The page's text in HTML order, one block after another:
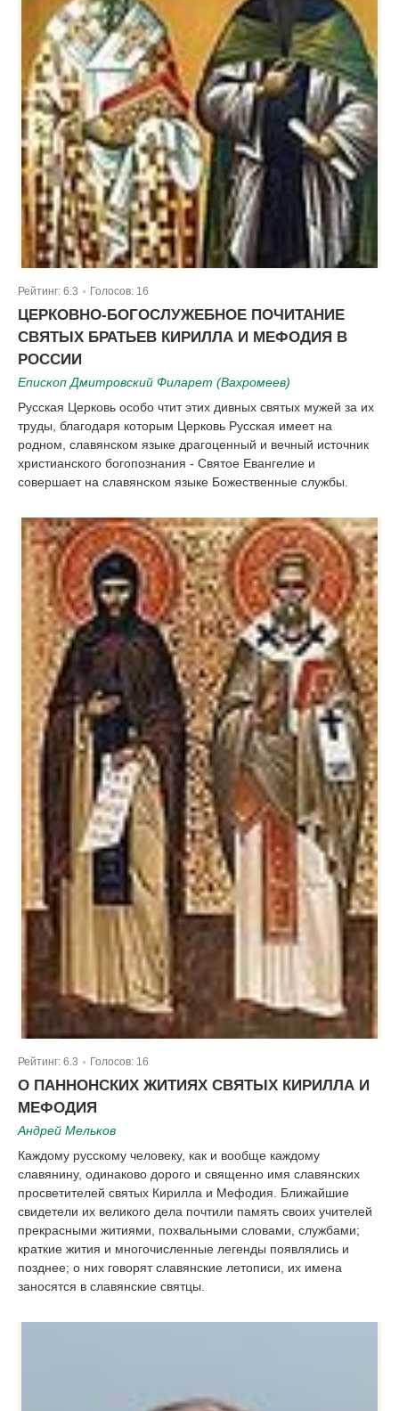
Рейтинг: 6.3 Голосов: 16
ЦЕРКОВНО-БОГОСЛУЖЕБНОЕ ПОЧИТАНИЕ
СВЯТЫХ БРАТЬЕВ КИРИЛЛА И МЕФОДИЯ В
РОССИИ
Епископ Дмитровский Филарет (Вахромеев)
Русская Церковь особо чтит этих дивных святых мужей за их
труды, благодаря которым Церковь Русская имеет на
родном, славянском языке драгоценный и вечный источник
христианского богопознания - Святое Евангелие и
совершает на славянском языке Божественные службы.
Рейтинг: 6.3 Голосов: 16
О ПАННОНСКИХ ЖИТИЯХ СВЯТЫХ КИРИЛЛА И
МЕФОДИЯ
Андрей Мельков
Каждому русскому человеку, как и вообще каждому
славянину, одинаково дорого и священно имя славянских
просветителей святых Кирилла и Мефодия. Ближайшие
свидетели их великого дела почтили память своих учителей
прекрасными житиями, похвальными словами, службами;
краткие жития и многочисленные легенды появлялись и
позднее; о них говорят славянские летописи, их имена
заносятся в славянские святцы.